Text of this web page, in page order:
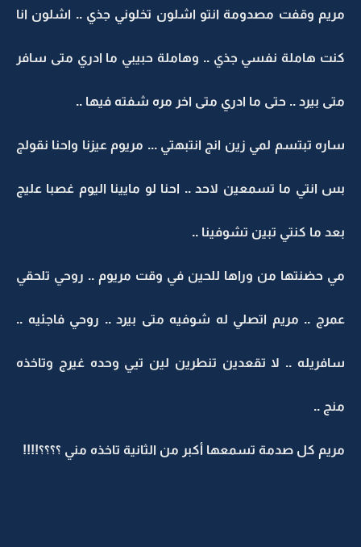
مريم وقفت مصدومة انتو اشلون تخلوني جذي .. اشلون انا
كنت هاملة نفسي جذي .. وهاملة حبيبي ما ادري متى سافر
متى بيرد .. حتى ما ادري متى اخر مره شفته فيها ..
ساره تبتسم لمي زين انج انتبهتي ... مريوم عيزنا واحنا نقولج
بس انتي ما تسمعين لاحد .. احنا لو مايينا اليوم غصبا عليج
بعد ما كنتي تبين تشوفينا ..
مي حضنتها من وراها للحين في وقت مريوم .. روحي تلحقي
عمرج .. مريم اتصلي له شوفيه متى بيرد .. روحي فاجئيه ..
سافريله .. لا تقعدين تنطرين لين تيي وحده غيرج وتاخذه
منج ..
مريم كل صدمة تسمعها أكبر من الثانية تاخذه مني ؟؟؟؟!!!!